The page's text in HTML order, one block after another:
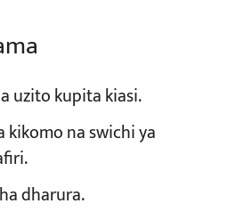
uzito kupita kiasi.
kikomo na swichi ya
dharura.